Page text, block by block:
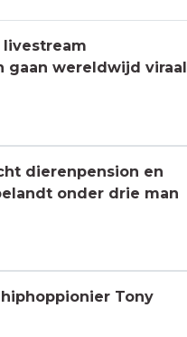
livestream
gaan wereldwijd viraal
dierenpension en
onder drie man
Tony